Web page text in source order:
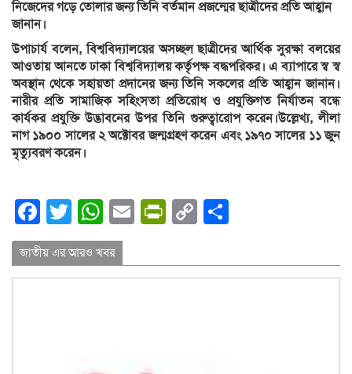
নিজেদের গড়ে তোলার জন্য তিনি বর্তমান প্রজন্মের ছাত্রীদের প্রতি আহ্বান
জানান।
উপাচার্য বলেন, বিশ্ববিদ্যালয়ের অসচ্ছল ছাত্রীদের আর্থিক সুরক্ষা বলয়ের
আওতায় আনতে ঢাকা বিশ্ববিদ্যালয় কর্তৃপক্ষ বদ্ধপরিকর। এ ব্যাপারে স্ব স্ব
অবস্থান থেকে সহায়তা প্রদানের জন্য তিনি সকলের প্রতি আহ্বান জানান।
নারীর প্রতি সামাজিক সহিংসতা প্রতিরোধ ও প্রযুক্তিগত নির্যাতন বন্ধে
কার্যকর প্রযুক্তি উদ্ভাবনের উপর তিনি গুরুত্বারোপ করেন।উল্লেখ্য, লীলা
নাগ ১৯০০ সালের ২ অক্টোবর জন্মগ্রহণ করেন এবং ১৯৭০ সালের ১১ জুন
মৃত্যুবরণ করেন।
Facebook
Twitter
WhatsApp
EmailPrintFriendly
Copy
জাতীয় এর আরও খবর